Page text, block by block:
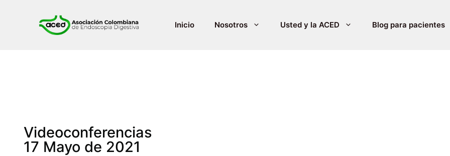
Inicio Nosotros Usted y la ACED Blog para pacientes
Videoconferencias
17 Mayo de 2021